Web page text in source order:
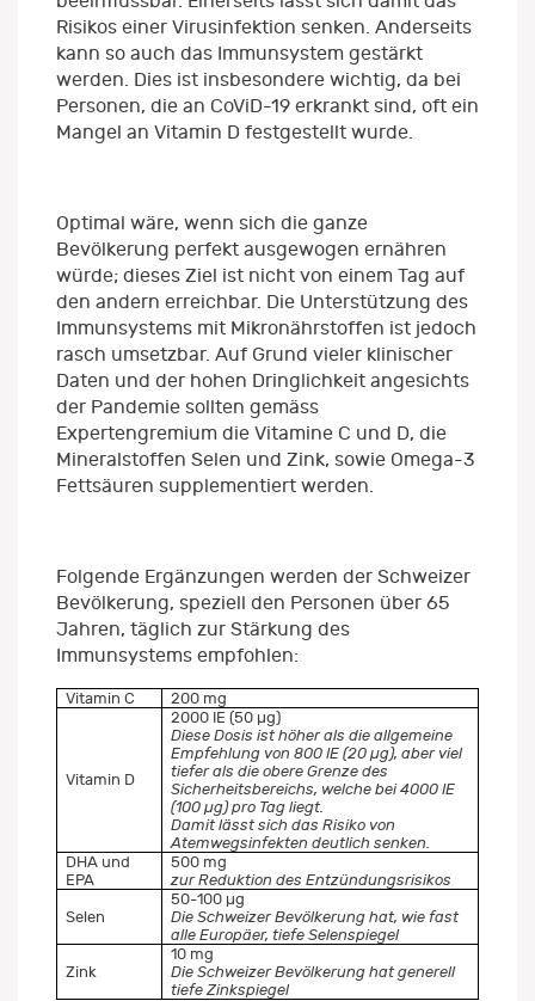
Risikos einer Virusinfektion senken. Anderseits
kann so auch das Immunsystem gestärkt
werden. Dies ist insbesondere wichtig, da bei
Personen, die an CoViD-19 erkrankt sind, oft ein
Mangel an Vitamin D festgestellt wurde.
Optimal wäre, wenn sich die ganze
Bevölkerung perfekt ausgewogen ernähren
würde; dieses Ziel ist nicht von einem Tag auf
den andern erreichbar. Die Unterstützung des
Immunsystems mit Mikronährstoffen ist jedoch
rasch umsetzbar. Auf Grund vieler klinischer
Daten und der hohen Dringlichkeit angesichts
der Pandemie sollten gemäss
Expertengremium die Vitamine C und D, die
Mineralstoffen Selen und Zink, sowie Omega-3
Fettsäuren supplementiert werden.
Folgende Ergänzungen werden der Schweizer
Bevölkerung, speziell den Personen über 65
Jahren, täglich zur Stärkung des
Immunsystems empfohlen:
Vitamin C 200 mg
Vitamin D
2000 IE (50 µg)
Diese Dosis ist höher als die allgemeine
Empfehlung von 800 IE (20µg), aber viel
tiefer als die obere Grenze des
Sicherheitsbereichs, welche bei 4000 IE
(100µg) pro Tag liegt.
Damit lässt sich das Risiko von
Atemwegsinfekten deutlich senken.
DHA und
EPA
500 mg
zur Reduktion des Entzündungsrisikos
Selen
50-100 µg
Die Schweizer Bevölkerung hat, wie fast
alle Europäer, tiefe Selenspiegel
Zink
10 mg
Die Schweizer Bevölkerung hat generell
tiefe Zinkspiegel